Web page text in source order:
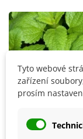
Tyto webové
zařízení
prosím